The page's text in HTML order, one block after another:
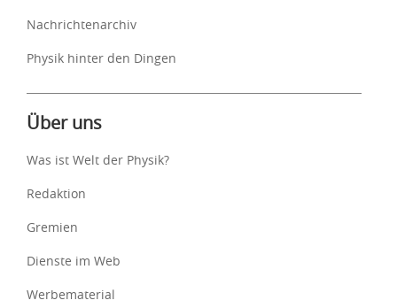
Nachrichtenarchiv
Physik hinter den Dingen
Über uns
Was ist Welt der Physik?
Redaktion
Gremien
Dienste im Web
Werbematerial